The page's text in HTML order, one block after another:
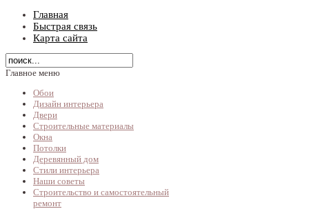
Главная
Быстрая связь
Карта сайта
Главное меню
Обои
Дизайн интерьера
Двери
Строительные материалы
Окна
Потолки
Деревянный дом
Стили интерьера
Наши советы
Строительство и самостоятельный
ремонт